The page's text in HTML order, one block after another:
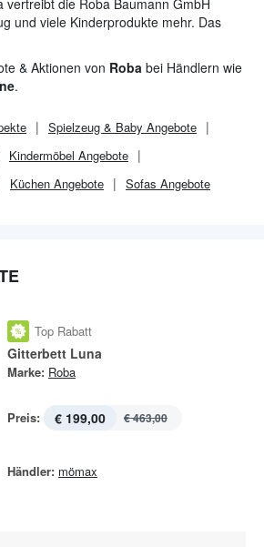
vertreibt die Roba Baumann GmbH
und viele Kinderprodukte mehr. Das
bei Coburg kann von Kunden besucht
Produkte im Onlineshop und
und Ladengeschäften erhältlich.
& Aktionen von Roba bei Händlern wie
.
Spielzeug & Baby Angebote
Kindermöbel Angebote
Küchen Angebote Sofas Angebote
Top Rabatt
Gitterbett Luna
Marke: Roba
Preis: € 199,00 € 463,00
Händler: mömax